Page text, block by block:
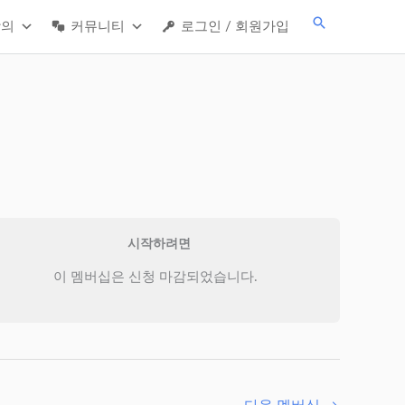
커뮤니티 로그인 / 회원가입
검
시작하려면
이 멤버십은 신청 마감되었습니다.